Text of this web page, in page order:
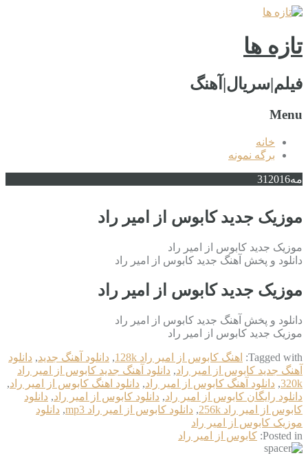
تازه ها
فیلم|سریال|آهنگ
Menu
خانه
برگه نمونه
مه 31 2016
موزیک جدید کابوس از امیر راد
موزیک جدید کابوس از امیر راد
دانلود و پخش آهنگ جدید کابوس از امیر راد
موزیک جدید کابوس از امیر راد
دانلود و پخش آهنگ جدید کابوس از امیر راد
موزیک جدید کابوس از امیر راد
Tagged with: اهنگ کابوس از امیر راد 128k , دانلود آهنگ جدید, دانلود
آهنگ جدید کابوس از امیر راد, دانلود آهنگ جدید کابوس از امیر راد
320k
, دانلود آهنگ کابوس از امیر راد, دانلود اهنگ کابوس از امیر راد,
دانلود رایگان کابوس از امیر راد, دانلود کابوس از امیر راد, دانلود
کابوس از امیر راد 256k
, دانلود کابوس از امیر راد mp3 , دانلود
موزیک کابوس از امیر راد
Posted in: کابوس از امیر راد